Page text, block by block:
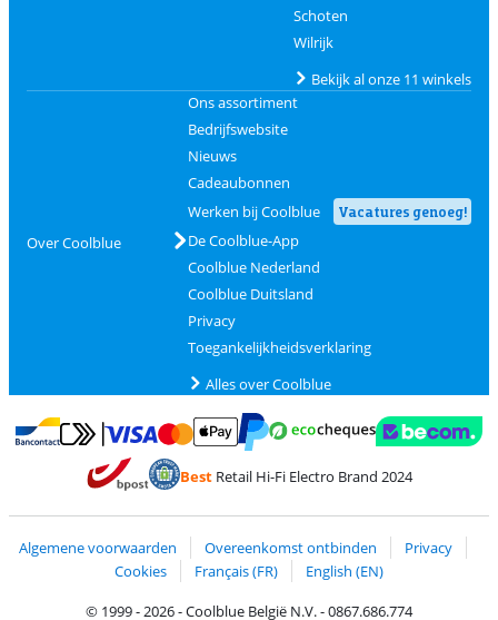
Schoten
Wilrijk
Bekijk al onze 11 winkels
Over Coolblue
Ons assortiment
Bedrijfswebsite
Nieuws
Cadeaubonnen
Werken bij Coolblue
Vacatures genoeg!
De Coolblue-App
Coolblue Nederland
Coolblue Duitsland
Privacy
Toegankelijkheidsverklaring
Alles over Coolblue
Betalen met Bancontact
Betalen met MasterCard en Visa via ClickToPay
Betalen met PayPal
BestRetail Hi-Fi Electro Brand 2024
Algemene voorwaarden Overeenkomst ontbinden
Privacy
Cookies
Français (FR)
English (EN)
© 1999 - 2026 - Coolblue België N.V. - 0867.686.774